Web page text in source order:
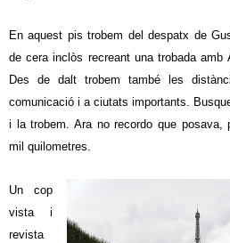
En aquest pis trobem del despatx de
de cera inclòs recreant una trobada amb
Des de dalt trobem també les
comunicació i a ciutats importants.
i la trobem. Ara no recordo que posava,
mil quilometres.
Un cop
vista i
revista